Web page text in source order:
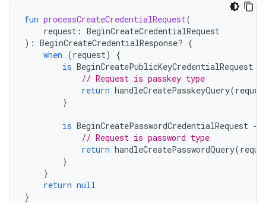
fun processCreateCredentialRequest(
request : BeginCreateCredentialRequest
): BeginCreateCredentialResponse? {
when (request)
{
is BeginCreatePublicKeyCredentialRequest
// Request is passkey type
return handleCreatePasskeyQuery(
}
is BeginCreatePasswordCredentialRequest -
// Request is password type
return handleCreatePasswordQuery(
}
}
return null
}